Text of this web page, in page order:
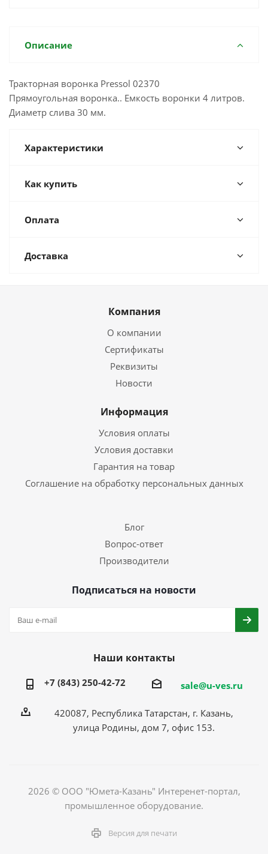
Описание
Тракторная воронка Pressol 02370
Прямоугольная воронка.. Емкость воронки 4 литров.
Диаметр слива 30 мм.
Характеристики
Как купить
Оплата
Доставка
Компания
О компании
Сертификаты
Реквизиты
Новости
Информация
Условия оплаты
Условия доставки
Гарантия на товар
Соглашение на обработку персональных данных
Блог
Вопрос-ответ
Производители
Подписаться на новости
Наши контакты
+7 (843) 250-42-72 sale@u-ves.ru
420087, Республика Татарстан, г. Казань,
улица Родины, дом 7, офис 153.
2026 © ООО "Юмета-Казань" Интеренет-портал,
промышленное оборудование.
Версия для печати